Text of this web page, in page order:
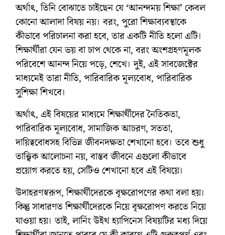
অর্থাৎ, তিনি বোঝাতে চাইছেন যে ‘আনন্দময় শিক্ষা’ কেবল
কোনো আলাদা বিষয় নয়। বরং, পুরো শিক্ষাব্যবস্থাকে
কীভাবে পরিচালনা করা হবে, তার একটি নীতি হলো এটি।
শিক্ষার্থীরা যেন ভয় বা চাপ থেকে না, বরং অংশগ্রহণমূলক
পরিবেশে আনন্দ নিয়ে পড়ে, শেখে। দুই, এই সাবজেক্টের
মাধ্যমেই তারা নীতি, পারিবারিক মূল্যবোধ, পারিবারিক
সুশিক্ষা শিখবে।
অর্থাৎ, এই বিষয়ের মাধ্যমে শিক্ষার্থীদের নৈতিকতা,
পারিবারিক মূল্যবোধ, সামাজিক আচরণ, সততা,
দায়িত্ববোধসহ বিভিন্ন জীবনদক্ষতা শেখানো হবে। তবে শুধু
তাত্ত্বিক আলোচনা নয়, বাস্তব জীবনে এগুলো কীভাবে
প্রয়োগ করতে হয়, সেটিও শেখানো হবে এই বিষয়ে।
উদাহরণস্বরূপ, শিক্ষার্থীদেরকে বৃক্ষরোপণের কথা বলা হয়।
কিন্তু সাধারণত শিক্ষার্থীদেরকে নিয়ে বৃক্ষরোপণ করতে নিয়ে
যাওয়া হয়। তাই, লার্নিং উইথ হ্যাপিনেস বিষয়টির মধ্য দিয়ে